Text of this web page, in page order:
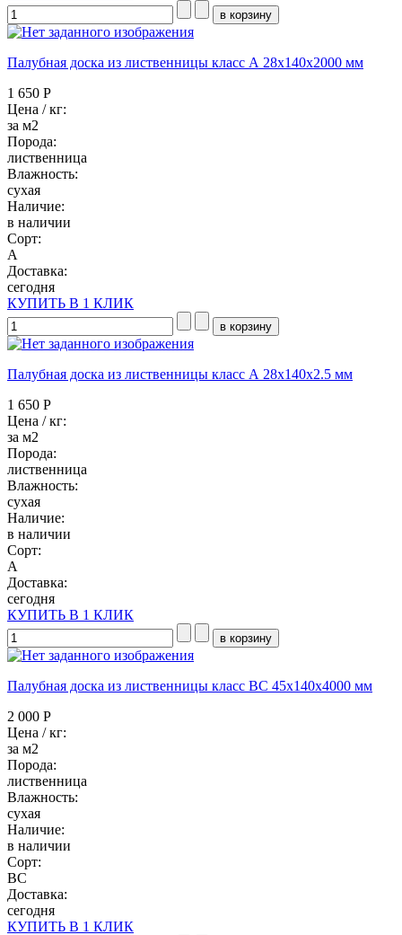
Палубная доска из лиственницы класс А 28x140x2000 мм
1 650 Р
Цена / кг:
за м2
Порода:
лиственница
Влажность:
сухая
Наличие:
в наличии
Сорт:
А
Доставка:
сегодня
КУПИТЬ В 1 КЛИК
Палубная доска из лиственницы класс А 28x140x2.5 мм
1 650 Р
Цена / кг:
за м2
Порода:
лиственница
Влажность:
сухая
Наличие:
в наличии
Сорт:
А
Доставка:
сегодня
КУПИТЬ В 1 КЛИК
Палубная доска из лиственницы класс ВC 45x140x4000 мм
2 000 Р
Цена / кг:
за м2
Порода:
лиственница
Влажность:
сухая
Наличие:
в наличии
Сорт:
BC
Доставка:
сегодня
КУПИТЬ В 1 КЛИК